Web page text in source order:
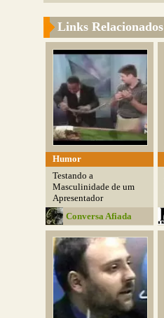
Links Relacionados
Humor
Testando a
Masculinidade de um
Apresentador
Conversa Afiada